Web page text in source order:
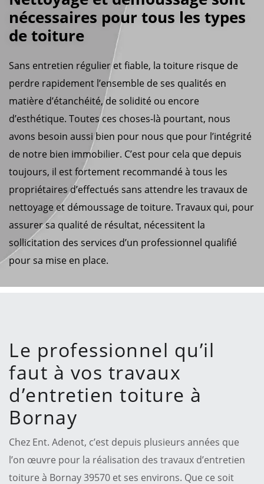
nécessaires pour tous les types
de toiture
Sans entretien régulier et fiable, la toiture risque de
perdre rapidement l’ensemble de ses qualités en
matière d’étanchéité, de solidité ou encore
d’esthétique. Toutes ces choses-là pourtant, nous
avons besoin aussi bien pour nous que pour l’intégrité
de notre bien immobilier. C’est pour cela que depuis
toujours, il est fortement recommandé à tous les
propriétaires d’effectués sans attendre les travaux de
nettoyage et démoussage de toiture. Travaux qui, pour
assurer sa qualité de résultat, nécessitent la
sollicitation des services d’un professionnel qualifié
pour sa mise en place.
Le professionnel qu’il
faut à vos travaux
d’entretien toiture à
Bornay
Chez Ent. Adenot, c’est depuis plusieurs années que
l’on œuvre pour la réalisation des travaux d’entretien
toiture à Bornay 39570 et ses environs. Que ce soit